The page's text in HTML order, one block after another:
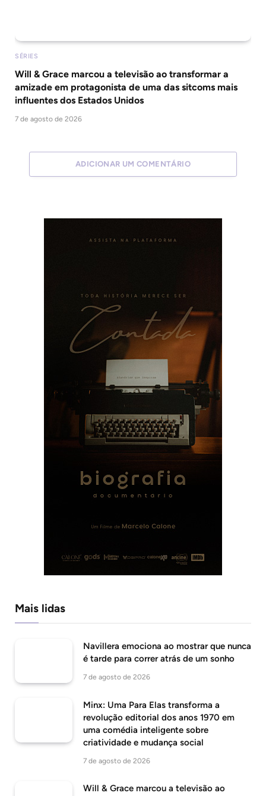
SÉRIES
Will & Grace marcou a televisão ao transformar a
amizade em protagonista de uma das sitcoms mais
influentes dos Estados Unidos
7 de agosto de 2026
ADICIONAR UM COMENTÁRIO
Mais lidas
Navillera emociona ao mostrar que nunca
é tarde para correr atrás de um sonho
7 de agosto de 2026
Minx: Uma Para Elas transforma a
revolução editorial dos anos 1970 em
uma comédia inteligente sobre
criatividade e mudança social
7 de agosto de 2026
Will & Grace marcou a televisão ao